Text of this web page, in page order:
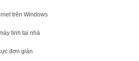
trên Windows
tính tại nhà
đơn giản